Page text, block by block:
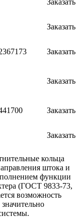
Заказать
Заказать
Заказать
Заказать
Заказать
кольца
штока и
функции
(ГОСТ 9833-73,
возможность